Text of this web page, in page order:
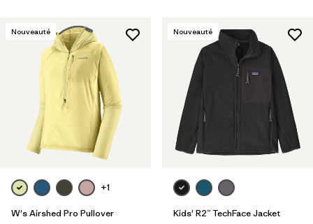
Nouveauté
+1
W's Airshed Pro Pullover
Nouveauté
Kids' R2™ TechFace Jacket